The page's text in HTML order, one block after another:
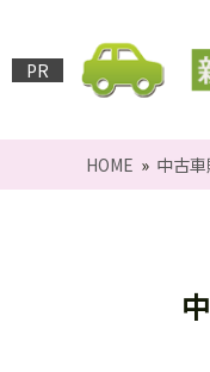
PR
HOME » 中古